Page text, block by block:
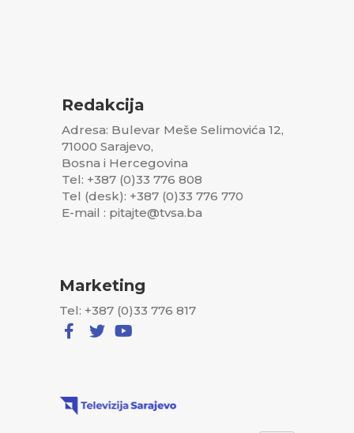
Redakcija
Adresa: Bulevar Meše Selimovića 12,
71000 Sarajevo,
Bosna i Hercegovina
Tel: +387 (0)33 776 808
Tel (desk): +387 (0)33 776 770
E-mail : pitajte@tvsa.ba
Marketing
Tel: +387 (0)33 776 817